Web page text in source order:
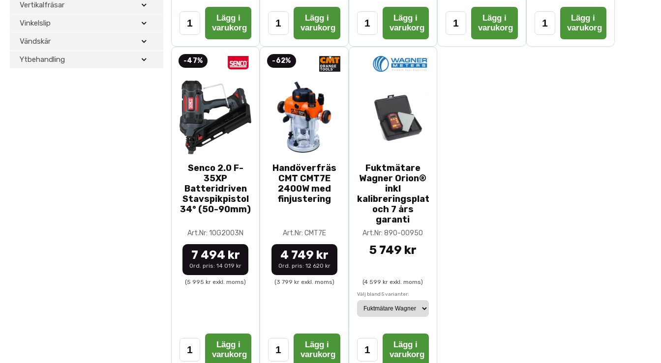
Vertikalfräsar
Vinkelslip
Vändskär
Ytbehandling
Lägg i
varukorg
Lägg i
varukorg
Lägg i
varukorg
Lägg i
varukorg
Lägg i
varukorg
-47%
Senco 2.0 F-
35XP
Batteridriven
Stavspikpistol
34° (50-90mm)
Art.Nr: 10G2003N
7 494 kr
Ord. pris: 14 019 kr
(5 995 kr exkl. moms)
Lägg i
varukorg
-62%
Handöverfräs
CMT CMT7E
2400W med
finjustering
Art.Nr: CMT7E
4 749 kr
Ord. pris: 12 620 kr
(3 799 kr exkl. moms)
Lägg i
varukorg
Fuktmätare
Wagner Orion®
inkl
kalibreringsplatta
och 7 års
garanti
Art.Nr: 890-00950
5 749 kr
(4 599 kr exkl. moms)
Välj bland 5 varianter:
Lägg i
varukorg